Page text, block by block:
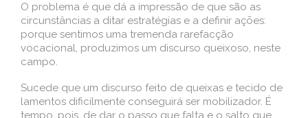
O problema é que dá a impressão de que são as
circunstâncias a ditar estratégias e a definir ações:
porque sentimos uma tremenda rarefacção
vocacional, produzimos um discurso queixoso, neste
campo.
Sucede que um discurso feito de queixas e tecido de
lamentos dificilmente conseguirá ser mobilizador. É
tempo, pois, de dar o passo que falta e o salto que